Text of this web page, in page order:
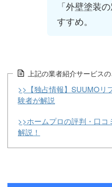
「外壁塗装
すすめ。
上記の業者紹介サービス
>>【独占情報】SUUMOリ
験者が解説
>>ホームプロの評判・口
解説！